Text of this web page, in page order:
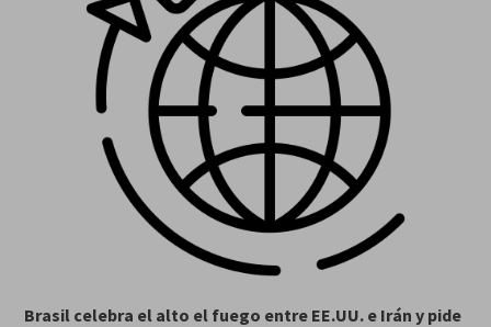
Brasil celebra el alto el fuego entre EE.UU. e Irán y pide